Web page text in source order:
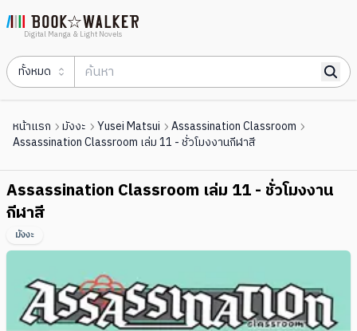
Digital Manga & Light Novels
ทั้งหมด
หน้าแรก มังงะ Yusei Matsui
Assassination Classroom
Assassination Classroom เล่ม 11 - ชั่วโมงงานกีฬาสี
Assassination Classroom เล่ม 11 - ชั่วโมงงาน
กีฬาสี
มังงะ